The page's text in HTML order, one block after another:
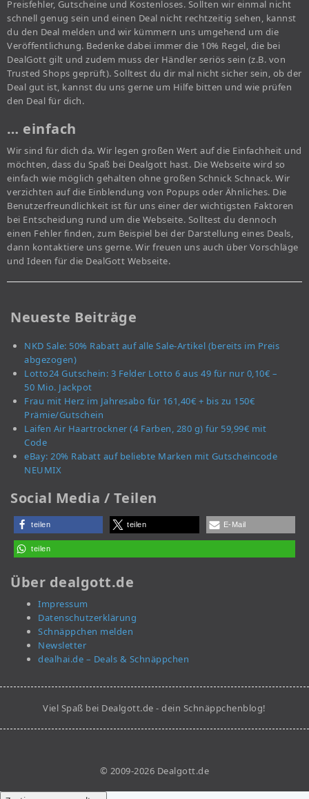
Preisfehler, Gutscheine und Kostenloses. Sollten wir einmal nicht
schnell genug sein und einen Deal nicht rechtzeitig sehen, kannst
du den Deal melden und wir kümmern uns umgehend um die
Veröffentlichung. Bedenke dabei immer die 10% Regel, die bei
DealGott gilt und zudem muss der Händler seriös sein (z.B. von
Trusted Shops geprüft). Solltest du dir mal nicht sicher sein, ob der
Deal gut ist, kannst du uns gerne um Hilfe bitten und wie prüfen
den Deal für dich.
… einfach
Wir sind für dich da. Wir legen großen Wert auf die Einfachheit und
möchten, dass du Spaß bei Dealgott hast. Die Webseite wird so
einfach wie möglich gehalten ohne großen Schnick Schnack. Wir
verzichten auf die Einblendung von Popups oder Ähnliches. Die
Benutzerfreundlichkeit ist für uns einer der wichtigsten Faktoren
bei Entscheidung rund um die Webseite. Solltest du dennoch
einen Fehler finden, zum Beispiel bei der Darstellung eines Deals,
dann kontaktiere uns gerne. Wir freuen uns auch über Vorschläge
und Ideen für die DealGott Webseite.
Neueste Beiträge
NKD Sale: 50% Rabatt auf alle Sale-Artikel (bereits im Preis
abgezogen)
Lotto24 Gutschein: 3 Felder Lotto 6 aus 49 für nur 0,10€ –
50 Mio. Jackpot
Frau mit Herz im Jahresabo für 161,40€ + bis zu 150€
Prämie/Gutschein
Laifen Air Haartrockner (4 Farben, 280 g) für 59,99€ mit
Code
eBay: 20% Rabatt auf beliebte Marken mit Gutscheincode
NEUMIX
Social Media / Teilen
teilen teilen E-Mail
teilen
Über dealgott.de
Impressum
Datenschutzerklärung
Schnäppchen melden
Newsletter
dealhai.de – Deals & Schnäppchen
Viel Spaß bei Dealgott.de - dein Schnäppchenblog!
© 2009-2026 Dealgott.de